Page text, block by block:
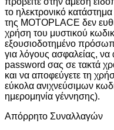
το ηλεκτρονικό κατάστημα
της MOTOPLACE δεν
χρήση του μυστικού
εξουσιοδοτημένο
για λόγους ασφαλείας, να
password σας σε τακτά
και να αποφεύγετε τη
εύκολα ανιχνεύσιμων
ημερομηνία γέννησης).
Απόρρητο Συναλλαγών